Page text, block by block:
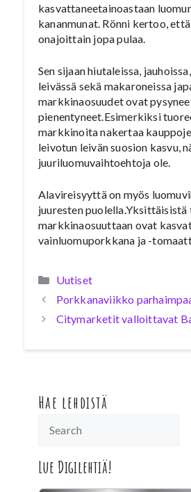
kasvattaneetainoastaan
kananmunat. Rönni kertoo,
onajoittain jopa pulaa.
Sen sijaan hiutaleissa,
leivässä sekä makaroneissa
markkinaosuudet ovat
pienentyneet.Esimerkiksi
markkinoita nakertaa
leivotun leivän suosion kasvu,
juuriluomuvaihtoehtoja ole.
Alavireisyyttä on myös
juuresten
markkinaosuuttaan ovat
vainluomuporkkana ja -
Kategoriat
Uutiset
Porkkanaviikko
Citymarketit valloittavat
Hae lehdistä
Lue Digilehtiä!